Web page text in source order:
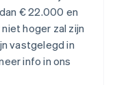
€ 22.000 en
hoger zal zijn
vastgelegd in
info in ons